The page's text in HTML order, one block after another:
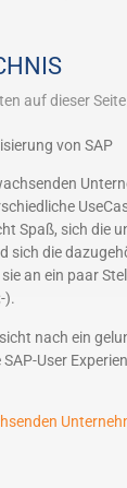
auf dieser
von SAP
Spaß, sich die
sich die
an ein paar
).
nach ein
User